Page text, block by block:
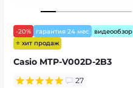
-20% гарантия 24 мес
видеообзор
⭐ хит продаж
Casio MTP-V002D-2B3
27